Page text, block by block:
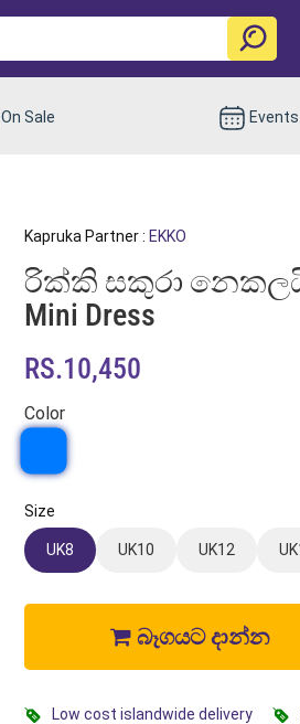
On Sale Events
Kapruka Partner : EKKO
රික්කි සකුරා නෙකලයින්
Mini Dress
RS.10,450
Color
Size
UK8 UK10 UK12
බෑගයට දාන්න
Low cost islandwide delivery